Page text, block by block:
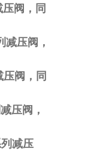
压阀，同
减压阀，
压阀，同
压阀，
列减压